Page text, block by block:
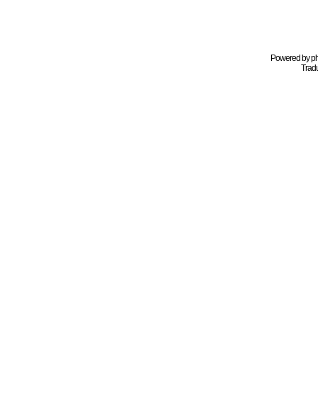
Powered by